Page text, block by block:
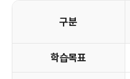
구분
학습목표